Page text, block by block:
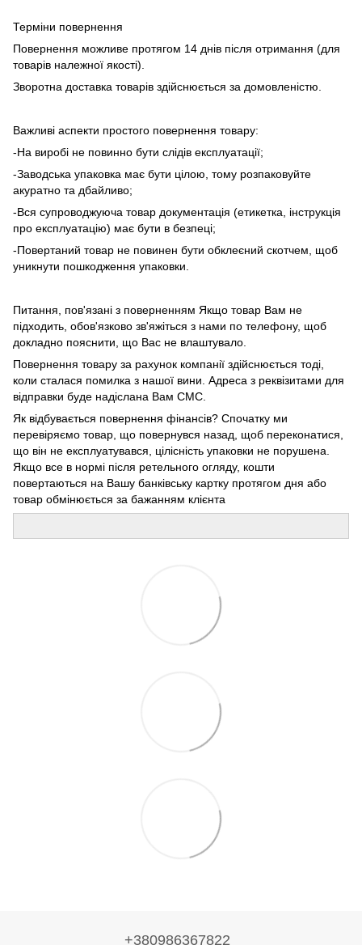
Терміни повернення
Повернення можливе протягом 14 днів після отримання (для
товарів належної якості).
Зворотна доставка товарів здійснюється за домовленістю.
Важливі аспекти простого повернення товару:
-На виробі не повинно бути слідів експлуатації;
-Заводська упаковка має бути цілою, тому розпаковуйте
акуратно та дбайливо;
-Вся супроводжуюча товар документація (етикетка, інструкція
про експлуатацію) має бути в безпеці;
-Повертаний товар не повинен бути обклеєний скотчем, щоб
уникнути пошкодження упаковки.
Питання, пов'язані з поверненням Якщо товар Вам не
підходить, обов'язково зв'яжіться з нами по телефону, щоб
докладно пояснити, що Вас не влаштувало.
Повернення товару за рахунок компанії здійснюється тоді,
коли сталася помилка з нашої вини. Адреса з реквізитами для
відправки буде надіслана Вам СМС.
Як відбувається повернення фінансів? Спочатку ми
перевіряємо товар, що повернувся назад, щоб переконатися,
що він не експлуатувався, цілісність упаковки не порушена.
Якщо все в нормі після ретельного огляду, кошти
повертаються на Вашу банківську картку протягом дня або
товар обмінюється за бажанням клієнта
+380986367822